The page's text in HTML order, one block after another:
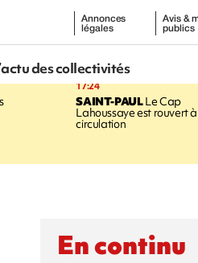
Annonces
légales
Avis &
publics
des collectivités
17:24
SAINT-PAULLe Cap
Lahoussaye est rouvert
circulation
En continu